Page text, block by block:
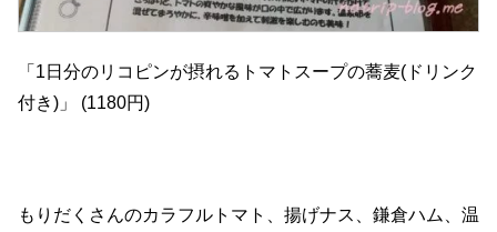
「1日分のリコピンが摂れるトマトスープの蕎麦(ドリンク
付き)」 (1180円)
もりだくさんのカラフルトマト、揚げナス、鎌倉ハム、温